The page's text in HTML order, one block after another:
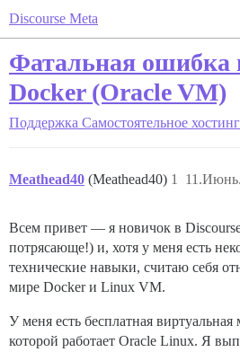
Discourse Meta
Фатальная ошибка
Docker (Oracle VM)
Поддержка Самостоятельное хостинг
Meathead40 (Meathead40) 1
Всем привет — я новичок в
потрясающе!) и, хотя у меня есть
технические навыки, считаю себя
мире Docker и Linux VM.
У меня есть бесплатная
которой работает Oracle Linux. Я